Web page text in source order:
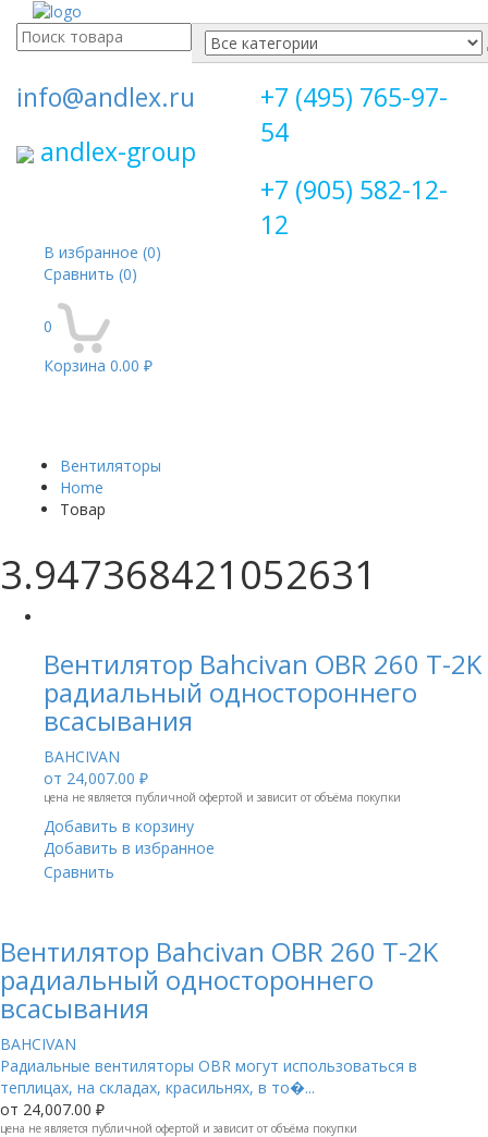
Поиск
для:
info@andlex.ru
andlex-group
+7 (495) 765-97-
54
+7 (905) 582-12-
12
В избранное (0)
Сравнить (0)
0
Корзина 0.00 ₽
Вентиляторы
Home
Товар
3.947368421052631
Вентилятор Bahcivan OBR 260 T-2K
радиальный одностороннего
всасывания
BAHCIVAN
от 24,007.00 ₽
цена не является публичной офертой и зависит от объёма покупки
Добавить в корзину
Добавить в избранное
Сравнить
Вентилятор Bahcivan OBR 260 T-2K
радиальный одностороннего
всасывания
BAHCIVAN
Радиальные вентиляторы OBR могут использоваться в
теплицах, на складах, красильнях, в то�...
от 24,007.00 ₽
цена не является публичной офертой и зависит от объёма покупки